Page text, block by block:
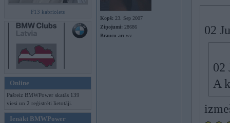
F13 kabriolets
Online
Pašreiz BMWPower skatās 139
viesi un 2 reģistrēti lietotāji.
Ienākt BMWPower
Kopš: 23. Sep 2007
Ziņojumi: 28686
Braucu ar: wv 02
02
A